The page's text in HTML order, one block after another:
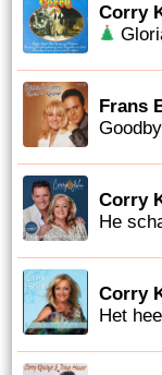
Corry
Frans
Corry
He
Corry
Het